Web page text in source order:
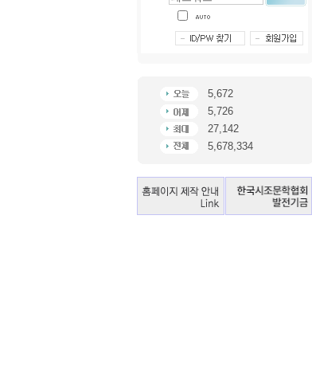
5,672
5,726
27,142
5,678,334